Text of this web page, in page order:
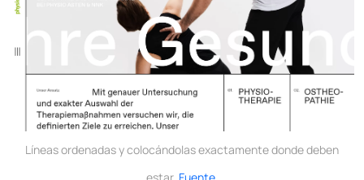
Líneas ordenadas y colocándolas exactamente donde deben